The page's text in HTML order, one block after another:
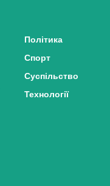
Політика
Спорт
Суспільство
Технології